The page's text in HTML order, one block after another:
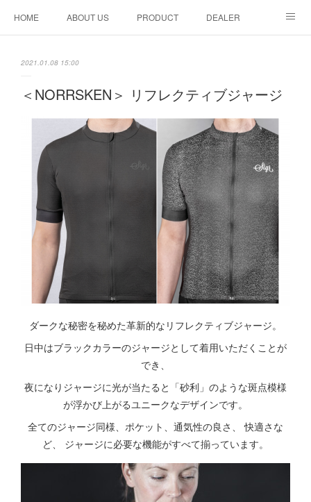
HOME ABOUT US PRODUCT DEALER
2021.01.08 15:00
＜NORRSKEN＞ リフレクティブジャージ
ダークな秘密を秘めた革新的なリフレクティブジャージ。
日中はブラックカラーのジャージとして着用いただくことが
でき、
夜になりジャージに光が当たると「砂利」のような斑点模様
が浮かび上がるユニークなデザインです。
全てのジャージ同様、ポケット、通気性の良さ、 快適さな
ど、 ジャージに必要な機能がすべて揃っています。